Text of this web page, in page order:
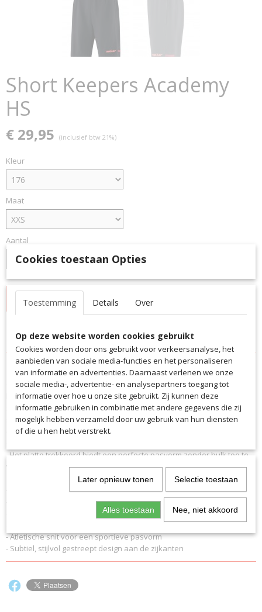
Short Keepers Academy
HS
€ 29,95 (inclusief btw 21%)
Kleur
Maat
Aantal
IN WINKELWAGEN
Specificaties
Productcode
5288
EAN code
5288KAHS
Productcode leverancier
5288KAHS
Omschrijving
Onze Short Squad 50 is de perfecte keuze als het gaat om het trainen
bij warmere temperaturen. De shorts zijn ideaal om een ​​goed figuur te
slaan op het trainingsveld. De lichte, ademende short van
sneldrogend S.Dry-Tech functioneel materiaal zorgt voor langdurig
comfort. Dankzij de twee zijzakken met rits kun je je essentials veilig
. Het platte trekkoord biedt een perfecte pasvorm zonder bulk toe te
voegen.
– Licht en slijtvast S.Dry-Tech functioneel materiaal
– Twee praktische zijzakken met rits voor je benodigdheden
– Brede, elastische tailleband met trekkoord zorgt voor een
- Atletische snit voor een sportieve pasvorm
- Subtiel, stijlvol gestreept design aan de zijkanten
Cookies toestaan Opties
Toestemming Details Over
Op deze website worden cookies gebruikt
Cookies worden door ons gebruikt voor verkeersanalyse, het
aanbieden van sociale media-functies en het personaliseren
van informatie en advertenties. Daarnaast verlenen we onze
sociale media-, advertentie- en analysepartners toegang tot
informatie over hoe u onze site gebruikt. Zij kunnen deze
informatie gebruiken in combinatie met andere gegevens die zij
mogelijk hebben verzameld door uw gebruik van hun diensten
of die u hen hebt verstrekt.
Later opnieuw tonen Selectie toestaan
Alles toestaan Nee, niet akkoord